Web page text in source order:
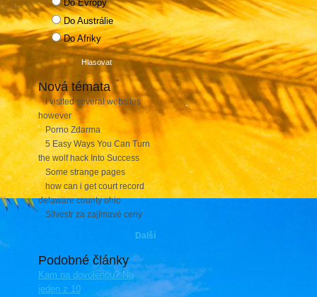
Do Evropy
Do Austrálie
Do Afriky
Nová témata
I visited several websites
however
Porno Zdarma
5 Easy Ways You Can Turn
the wolf hack Into Success
Some strange pages
how can i get court record
delaware county ohio
Silvestr za zajímavé ceny
Další
Podobné články
Kam na dovolenou? Na
jeden z 10